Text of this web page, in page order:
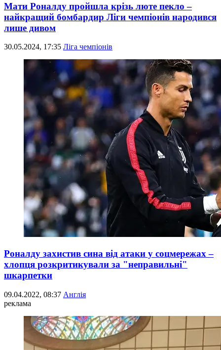
Мати Роналду пройшла крізь люте пекло –
найкращий бомбардир Ліги чемпіонів народився
лише дивом
30.05.2024, 17:35 Ліга чемпіонів
Роналду захистив сина від атаки у соцмережах –
хлопця розкритикували за "неправильні"
шкарпетки
09.04.2022, 08:37 Англія
реклама